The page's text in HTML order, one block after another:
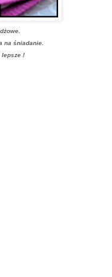
na śniadanie.
lepsze !